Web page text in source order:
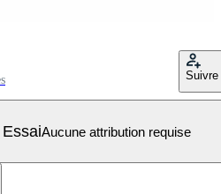
Suivre
Aucune attribution requise